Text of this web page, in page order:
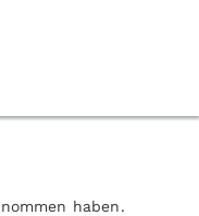
haben.